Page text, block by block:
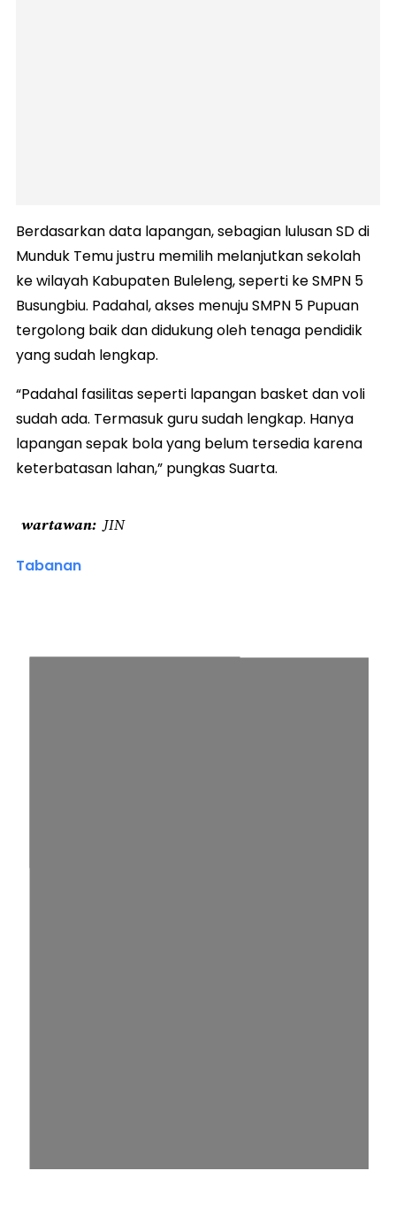
Berdasarkan data lapangan, sebagian lulusan SD di
Munduk Temu justru memilih melanjutkan sekolah
ke wilayah Kabupaten Buleleng, seperti ke SMPN 5
Busungbiu. Padahal, akses menuju SMPN 5 Pupuan
tergolong baik dan didukung oleh tenaga pendidik
yang sudah lengkap.
“Padahal fasilitas seperti lapangan basket dan voli
sudah ada. Termasuk guru sudah lengkap. Hanya
lapangan sepak bola yang belum tersedia karena
keterbatasan lahan,” pungkas Suarta.
wartawan JIN
Tabanan